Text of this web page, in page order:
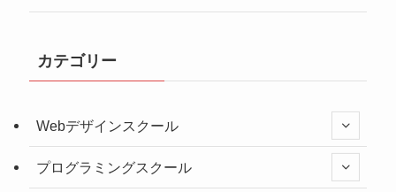
カテゴリー
Webデザインスクール
プログラミングスクール